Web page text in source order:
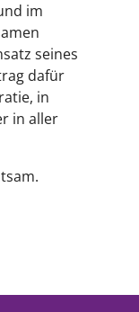
im
seines
dafür
in
in aller